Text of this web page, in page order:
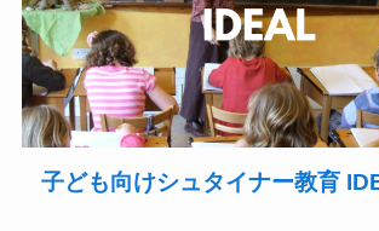
子ども向けシュタイナー教育